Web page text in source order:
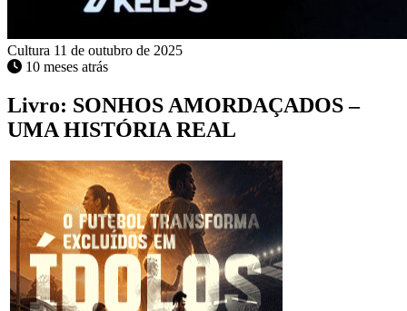
Cultura 11 de outubro de 2025
10 meses atrás
Livro: SONHOS AMORDAÇADOS –
UMA HISTÓRIA REAL